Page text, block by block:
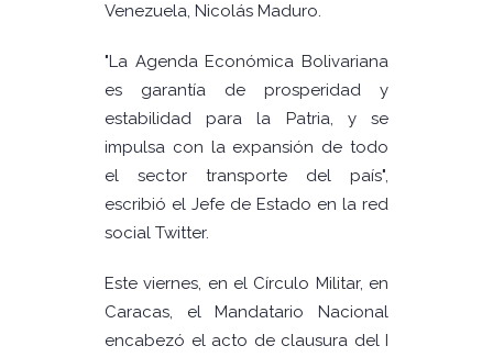
Venezuela, Nicolás Maduro.
"La Agenda Económica Bolivariana
es garantía de prosperidad y
estabilidad para la Patria, y se
impulsa con la expansión de todo
el sector transporte del país",
escribió el Jefe de Estado en la red
social Twitter.
Este viernes, en el Círculo Militar, en
Caracas, el Mandatario Nacional
encabezó el acto de clausura del I